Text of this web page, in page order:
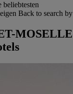
Back to search